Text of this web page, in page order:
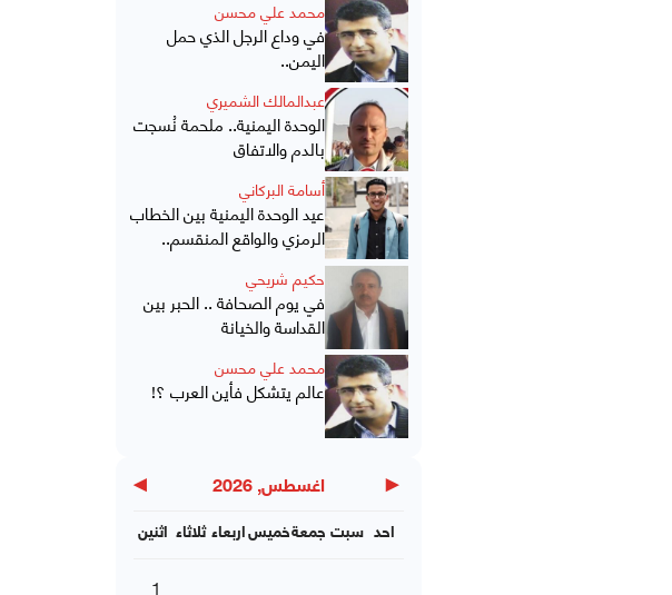
محمد علي محسن
في وداع الرجل الذي حمل
اليمن..
عبدالمالك الشميري
الوحدة اليمنية.. ملحمة نُسجت
بالدم والاتفاق
أسامة البركاني
عيد الوحدة اليمنية بين الخطاب
الرمزي والواقع المنقسم..
حكيم شريحي
في يوم الصحافة .. الحبر بين
القداسة والخيانة
محمد علي محسن
عالم يتشكل فأين العرب ؟!
◀ اغسطس, 2026 ▶
اثنين ثلاثاء اربعاءخميسجمعة سبت احد
1